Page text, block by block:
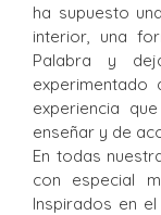
ha supuesto
interior, una
Palabra y
experiencia
enseñar y de
En todas
con especial
Inspirados en